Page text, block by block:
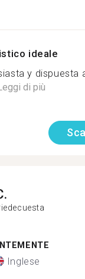
ideale
y dispuesta
di più
Inglese